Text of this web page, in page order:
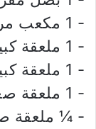
‏- 1 مكعب مرق خضار
‏- 1 ملعقة كبيرة زيت الزيتون
‏- 1 ملعقة كبيرة بقدونس مفروم
‏- 1 ملعقة صغيرة ثوممفروم
‏- ¼ ملعقة